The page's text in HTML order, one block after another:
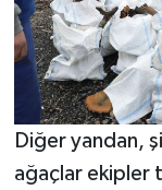
Diğer yandan,
ağaçlar ekipler